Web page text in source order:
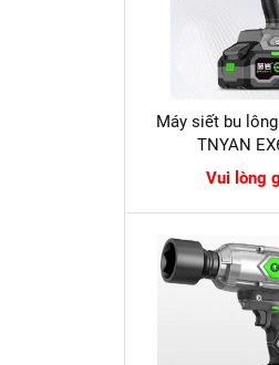
Máy siết bu
TNYAN
Vui lòng